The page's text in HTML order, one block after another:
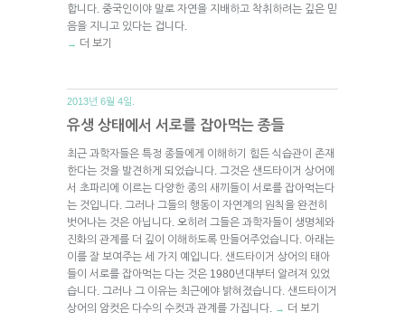
합니다. 중국인이야 말로 자연을 지배하고 착취하려는 깊은 믿
음을 지니고 있다는 겁니다.
→ 더 보기
2013년 6월 4일.
유생 상태에서 서로를 잡아먹는 종들
최근 과학자들은 특정 종들에게 이해하기 힘든 식습관이 존재
한다는 것을 발견하게 되었습니다. 그것은 샌드타이거 상어에
서 초파리에 이르는 다양한 종의 새끼들이 서로를 잡아먹는다
는 것입니다. 그러나 그들의 행동이 자연계의 원칙을 완전히
벗어나는 것은 아닙니다. 오히려 그들은 과학자들이 생명체와
진화의 관계를 더 깊이 이해하도록 만들어주었습니다. 아래는
이를 잘 보여주는 세 가지 예입니다. 샌드타이거 상어의 태아
들이 서로를 잡아먹는 다는 것은 1980년대부터 알려져 있었
습니다. 그러나 그 이유는 최근에야 밝혀졌습니다. 샌드타이거
상어의 암컷은 다수의 수컷과 관계를 가집니다.
→ 더 보기